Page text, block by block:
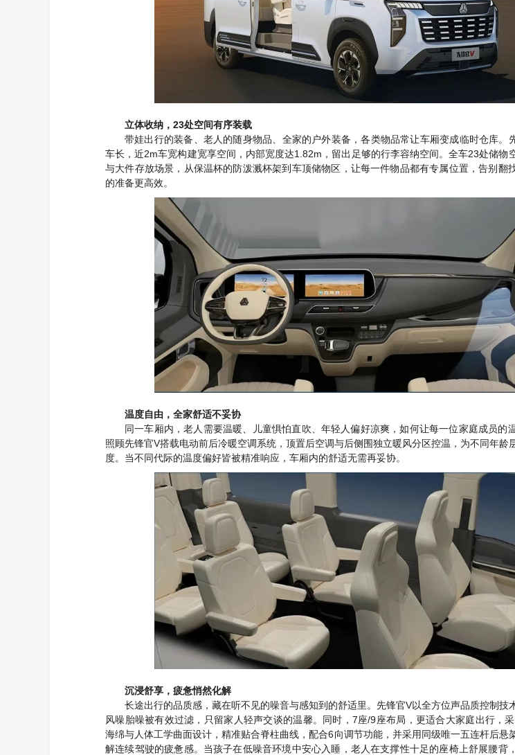
立体收纳， 23处空间有序装载
带娃出行的装备、老人的随身物品、全家的户外装备，各类物品常让车厢变成临时仓库。
车长，近2m车宽构建宽享空间，内部宽度达1.82m ，留出足够的行李容纳空间。全车23处储物
与大件存放场景，从保温杯的防泼溅杯架到车顶储物区，让每一件物品都有专属位置，告别翻
的准备更高效。
温度自由，全家舒适不妥协
同一车厢内，老人需要温暖、儿童惧怕直吹、年轻人偏好凉爽，如何让每一位家庭成员的
照顾先锋官V搭载电动前后冷暖空调系统，顶置后空调与后侧围独立暖风分区控温，为不同年龄
度。当不同代际的温度偏好皆被精准响应，车厢内的舒适无需再妥协。
沉浸舒享，疲惫悄然化解
长途出行的品质感，藏在听不见的噪音与感知到的舒适里。先锋官V以全方位声品质控制技
风噪胎噪被有效过滤，只留家人轻声交谈的温馨。同时， 7座/9座布局，更适合大家庭出行，
海绵与人体工学曲面设计，精准贴合脊柱曲线，配合6 向调节功能，并采用同级唯一五连杆后悬
解连续驾驶的疲惫感。当孩子在低噪音环境中安心入睡，老人在支撑性十足的座椅上舒展腰背